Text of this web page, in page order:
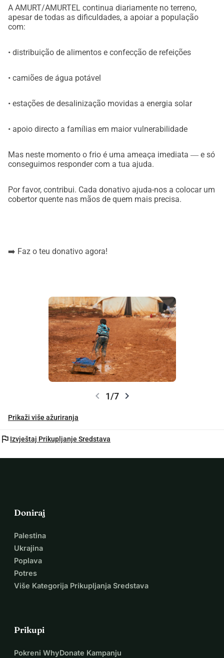
A AMURT/AMURTEL continua diariamente no terreno,
apesar de todas as dificuldades, a apoiar a população
com:
• distribuição de alimentos e confecção de refeições
• camiões de água potável
• estações de desalinização movidas a energia solar
• apoio directo a famílias em maior vulnerabilidade
Mas neste momento o frio é uma ameaça imediata ― e só
conseguimos responder com a tua ajuda.
Por favor, contribui. Cada donativo ajuda-nos a colocar um
cobertor quente nas mãos de quem mais precisa.
➡️ Faz o teu donativo agora!
chevron_left 1/7 chevron_right
Prikaži više ažuriranja
flag Izvještaj Prikupljanje Sredstava
Doniraj
Palestina
Ukrajina
Poplava
Potres
Više Kategorija Prikupljanja Sredstava
Prikupi
Pokreni WhyDonate Kampanju